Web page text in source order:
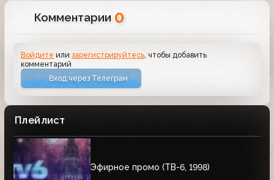
Комментарии 0
Войдите илизарегистрируйтесь, чтобы добавить
комментарий
Вход через Телеграм
Плейлист
Эфирное промо (ТВ-6, 1998)